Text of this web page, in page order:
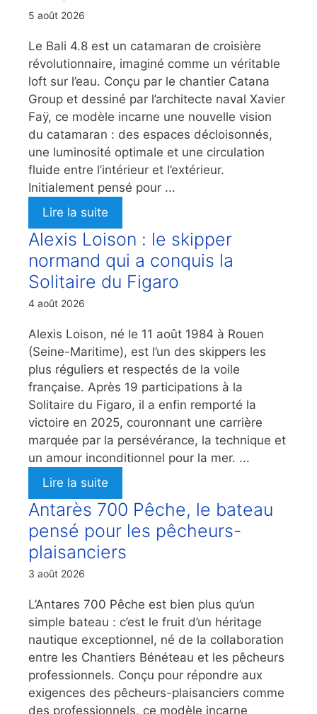
5 août 2026
Le Bali 4.8 est un catamaran de croisière
révolutionnaire, imaginé comme un véritable
loft sur l’eau. Conçu par le chantier Catana
Group et dessiné par l’architecte naval Xavier
Faÿ, ce modèle incarne une nouvelle vision
du catamaran : des espaces décloisonnés,
une luminosité optimale et une circulation
fluide entre l’intérieur et l’extérieur.
Initialement pensé pour ...
Lire la suite
Alexis Loison : le skipper
normand qui a conquis la
Solitaire du Figaro
4 août 2026
Alexis Loison, né le 11 août 1984 à Rouen
(Seine-Maritime), est l’un des skippers les
plus réguliers et respectés de la voile
française. Après 19 participations à la
Solitaire du Figaro, il a enfin remporté la
victoire en 2025, couronnant une carrière
marquée par la persévérance, la technique et
un amour inconditionnel pour la mer. ...
Lire la suite
Antarès 700 Pêche, le bateau
pensé pour les pêcheurs-
plaisanciers
3 août 2026
L’Antares 700 Pêche est bien plus qu’un
simple bateau : c’est le fruit d’un héritage
nautique exceptionnel, né de la collaboration
entre les Chantiers Bénéteau et les pêcheurs
professionnels. Conçu pour répondre aux
exigences des pêcheurs-plaisanciers comme
des professionnels, ce modèle incarne